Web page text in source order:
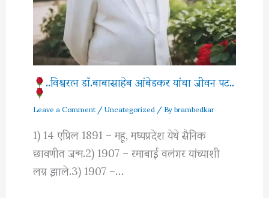
..विश्वरत्‍न डॉ.बाबासाहेब आंबेडकर यांचा जीवन पट..
Leave a Comment/Uncategorized/ Bybrambedkar
1) 14 एप्रिल 1891 – महू, मध्यप्रदेश येथे सैनिक
छावणीत जन्म.2) 1907 – रमाबाई वलंगर यांच्याशी
लग्न झाले.3) 1907 –…